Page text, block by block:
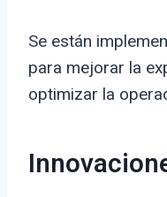
Se están
para mejorar la
optimizar la